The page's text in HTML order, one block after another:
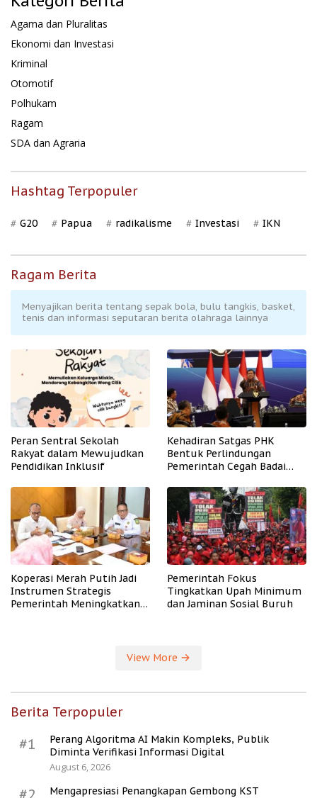
Agama dan Pluralitas
Ekonomi dan Investasi
Kriminal
Otomotif
Polhukam
Ragam
SDA dan Agraria
Hashtag Terpopuler
G20 Papua radikalisme Investasi IKN
Ragam Berita
Menyajikan berita tentang sepak bola, bulu tangkis, basket,
tenis dan informasi seputaran berita olahraga lainnya
Peran Sentral Sekolah
Rakyat dalam Mewujudkan
Pendidikan Inklusif
Kehadiran Satgas PHK
Bentuk Perlindungan
Pemerintah Cegah Badai
Koperasi Merah Putih Jadi
Instrumen Strategis
Pemerintah Meningkatkan
Pemerintah Fokus
Tingkatkan Upah Minimum
dan Jaminan Sosial Buruh
View More
Berita Terpopuler
#1
Perang Algoritma AI Makin Kompleks, Publik
Diminta Verifikasi Informasi Digital
August 6, 2026
Mengapresiasi Penangkapan Gembong KST